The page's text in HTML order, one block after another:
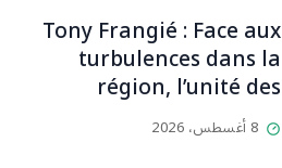
إقفاله لكنه لم يستطع. لأنه
بيت رسالة، وتاريخ، وإيمان،
وقيم مستمرة
Tony Frangié : Face aux
turbulences dans la
région, l’unité des
Libanais est primordiale
L’OLJ / Par Scarlett
8 أغسطس، 2026